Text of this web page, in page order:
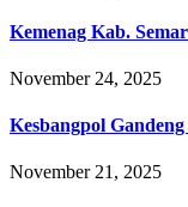
Kemenag Kab.
November 24, 2025
Kesbangpol
November 21, 2025